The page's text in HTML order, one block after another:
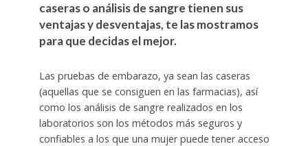
caseras o análisis de sangre tienen sus
ventajas y desventajas, te las mostramos
para que decidas el mejor.
Las pruebas de embarazo, ya sean las caseras
(aquellas que se consiguen en las farmacias), así
como los análisis de sangre realizados en los
laboratorios son los métodos más seguros y
confiables a los que una mujer puede tener acceso